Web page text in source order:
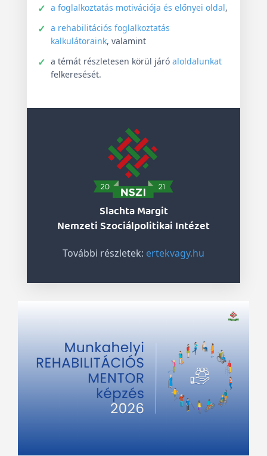
a foglalkoztatás motivációja és előnyei oldal,
a rehabilitációs foglalkoztatás
kalkulátoraink, valamint
a témát részletesen körül járó aloldalunkat
felkeresését.
Slachta Margit
Nemzeti Szociálpolitikai Intézet
További részletek: ertekvagy.hu